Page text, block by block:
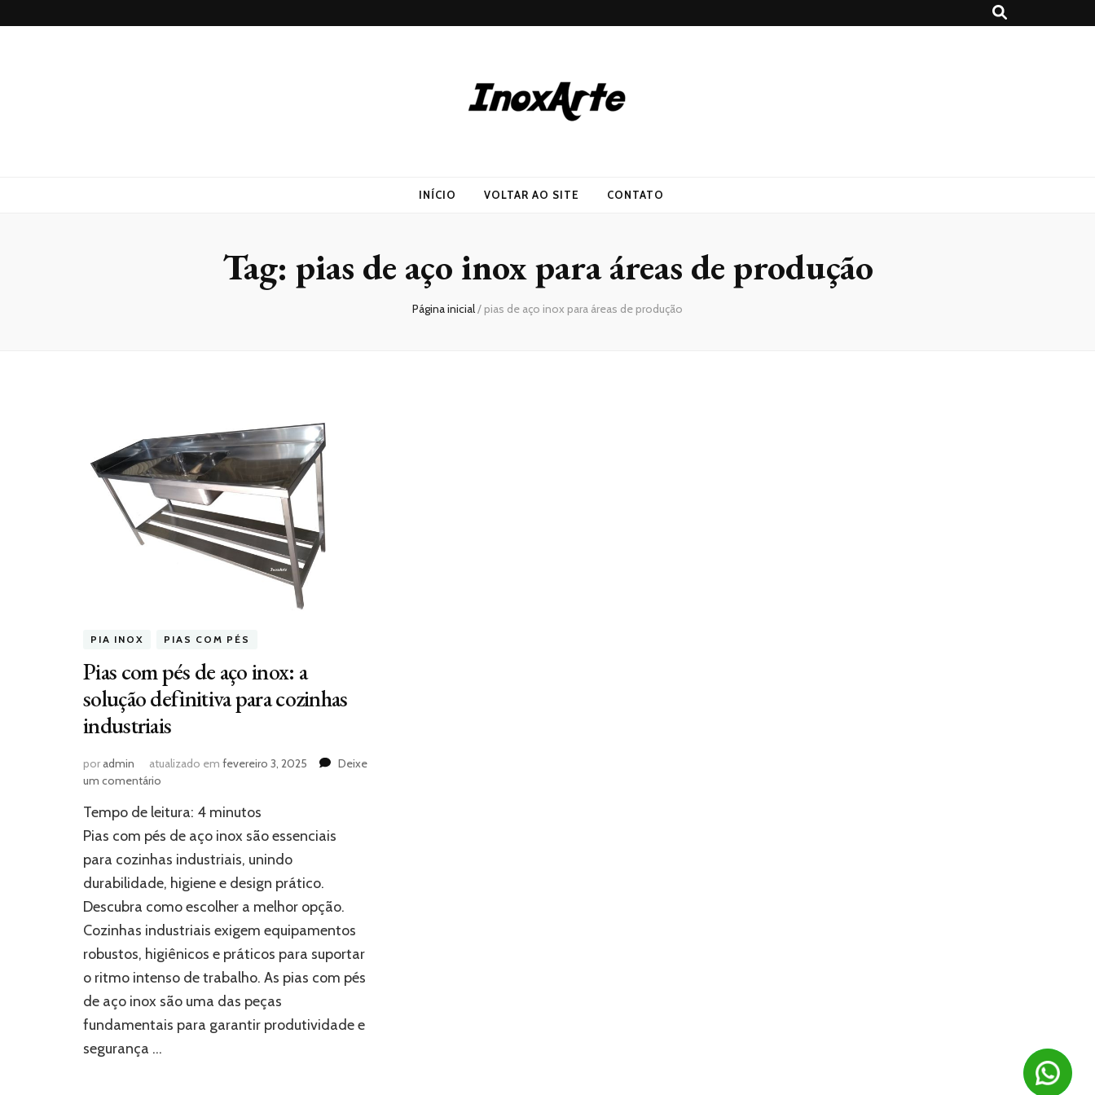
INÍCIO VOLTAR AO SITE CONTATO
Tag: pias de aço inox para áreas de produção
Página inicial/ pias de aço inox para áreas de produção
PIA INOX PIAS COM PÉS
Pias com pés de aço inox: a
solução definitiva para cozinhas
industriais
poradmin atualizado em fevereiro 3, 2025
Deixe
um comentário
com
pés
aço
inox:
solução
definitiva
para
industriais
Tempo de leitura: 4 minutos
Pias com pés de aço inox são essenciais
para cozinhas industriais, unindo
durabilidade, higiene e design prático.
Descubra como escolher a melhor opção.
Cozinhas industriais exigem equipamentos
robustos, higiênicos e práticos para suportar
o ritmo intenso de trabalho. As pias com pés
de aço inox são uma das peças
fundamentais para garantir produtividade e
segurança …